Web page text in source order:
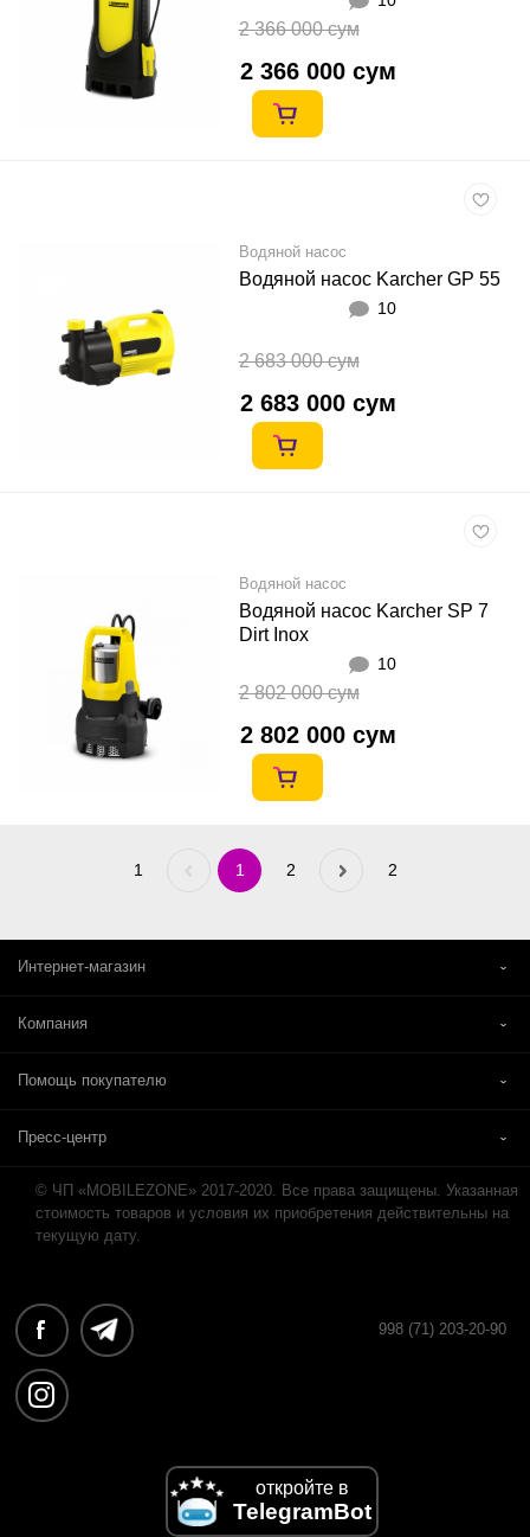
2 366 000 сум
2 366 000 сум
Водяной насос
Водяной насос Karcher GP 55
10
2 683 000 сум
2 683 000 сум
Водяной насос
Водяной насос Karcher SP 7
Dirt Inox
10
2 802 000 сум
2 802 000 сум
1 Previous
1 2 »Next 2
Интернет-магазин
Компания
Помощь покупателю
Пресс-центр
© ЧП «MOBILEZONE» 2017-2020. Все права защищены. Указанная
стоимость товаров и условия их приобретения действительны на
текущую дату.
998 (71) 203-20-90
откройте в
TelegramBot